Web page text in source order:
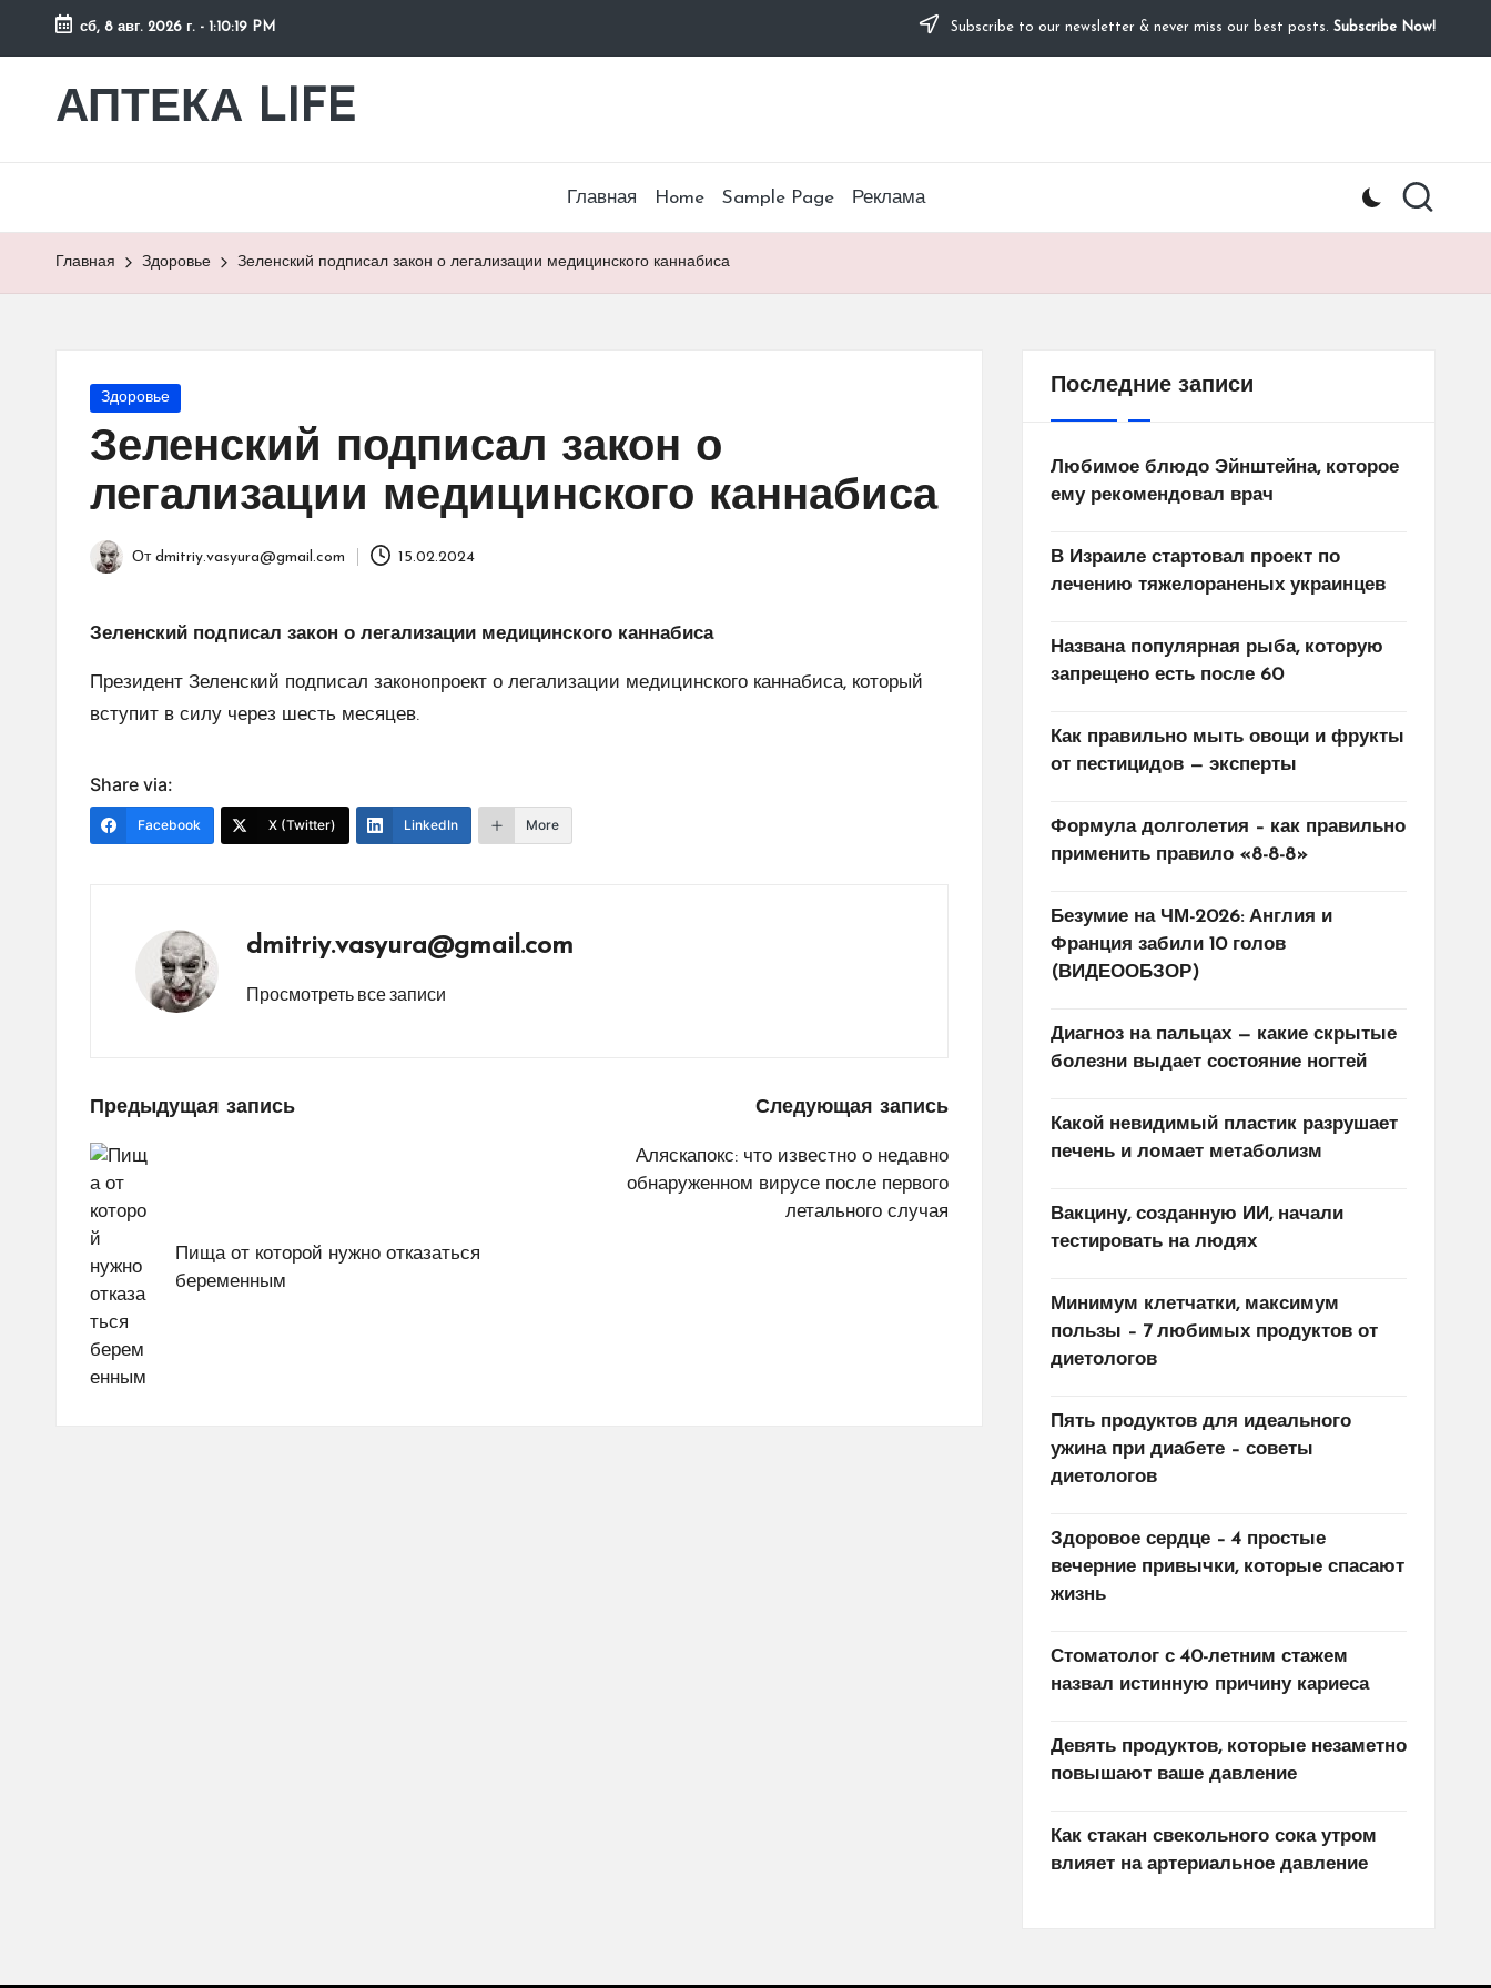
Перейти
содержимому
сб, 8 авг. 2026 г. - 1:10:19 PM Subscribe to our newsletter & never miss our best posts. Subscribe Now!
АПТЕКА LIFE
сайт
Главная Home Sample Page Реклама
Главная Здоровье Зеленский подписал закон о легализации медицинского каннабиса
Опубликовано
Здоровье
Зеленский подписал закон о
легализации медицинского каннабиса
Запись
От dmitriy.vasyura@gmail.com 15.02.2024
Зеленский подписал закон о легализации медицинского каннабиса
Президент Зеленский подписал законопроект о легализации медицинского каннабиса, который
вступит в силу через шесть месяцев.
Share via:
Facebook X (Twitter) LinkedIn More
dmitriy.vasyura@gmail.com
Просмотреть все записи
Навигация
по
записям
Предыдущая запись
Пища от которой нужно отказаться
беременным
Следующая запись
Аляскапокс: что известно о недавно
обнаруженном вирусе после первого
летального случая
Последние записи
Любимое блюдо Эйнштейна, которое
ему рекомендовал врач
В Израиле стартовал проект по
лечению тяжелораненых украинцев
Названа популярная рыба, которую
запрещено есть после 60
Как правильно мыть овощи и фрукты
от пестицидов — эксперты
Формула долголетия – как правильно
применить правило «8-8-8»
Безумие на ЧМ-2026: Англия и
Франция забили 10 голов
(ВИДЕООБЗОР)
Диагноз на пальцах — какие скрытые
болезни выдает состояние ногтей
Какой невидимый пластик разрушает
печень и ломает метаболизм
Вакцину, созданную ИИ, начали
тестировать на людях
Минимум клетчатки, максимум
пользы – 7 любимых продуктов от
диетологов
Пять продуктов для идеального
ужина при диабете – советы
диетологов
Здоровое сердце – 4 простые
вечерние привычки, которые спасают
жизнь
Стоматолог с 40-летним стажем
назвал истинную причину кариеса
Девять продуктов, которые незаметно
повышают ваше давление
Как стакан свекольного сока утром
влияет на артериальное давление